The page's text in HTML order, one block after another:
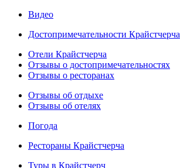
Видео
Достопримечательности Крайстчерча
Отели Крайстчерча
Отзывы о достопримечательностях
Отзывы о ресторанах
Отзывы об отдыхе
Отзывы об отелях
Погода
Рестораны Крайстчерча
Туры в Крайстчерч